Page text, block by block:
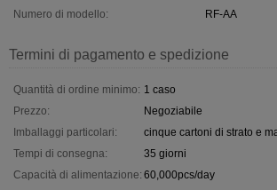
Numero di modello:
RF-AA
Termini di pagamento e spedizione
Quantità di ordine minimo: 1 caso
Prezzo:
Negoziabile
Imballaggi particolari:
cinque cartoni di strato e
Tempi di consegna:
35 giorni
Capacità di alimentazione: 60,000pcs/day